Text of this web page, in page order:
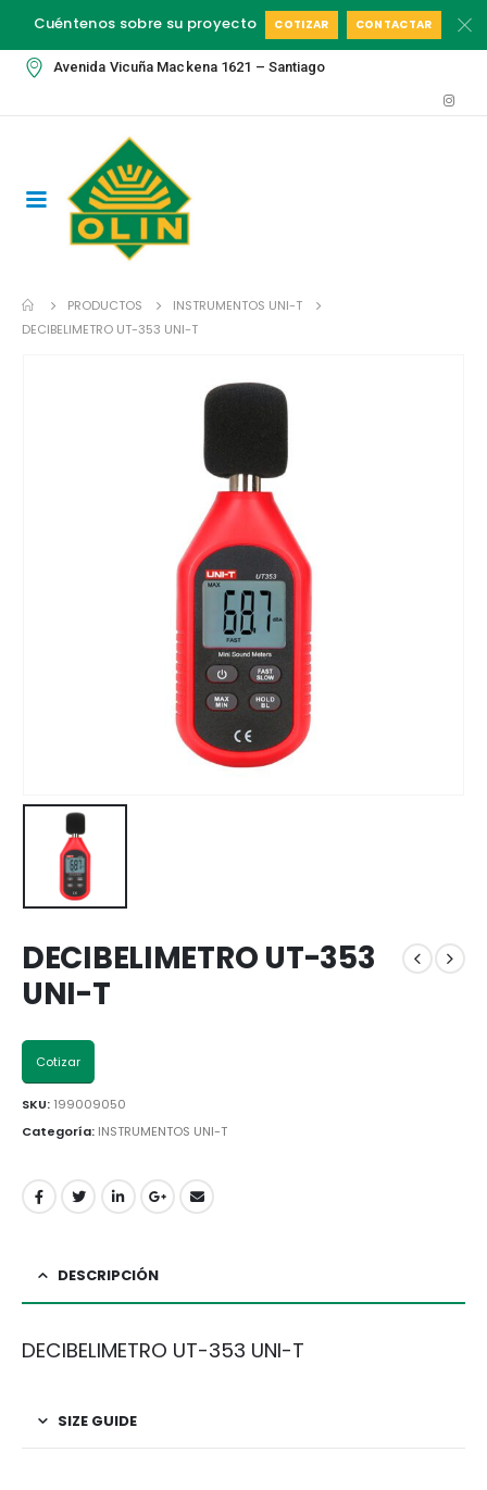
Cuéntenos sobre su proyecto COTIZAR CONTACTAR
Avenida Vicuña Mackena 1621 – Santiago
PRODUCTOS
INSTRUMENTOS UNI-T
DECIBELIMETRO UT-353 UNI-T
DECIBELIMETRO UT-353
UNI-T
Cotizar
SKU: 199009050
Categoría: INSTRUMENTOS UNI-T
DESCRIPCIÓN
DECIBELIMETRO UT-353 UNI-T
SIZE GUIDE